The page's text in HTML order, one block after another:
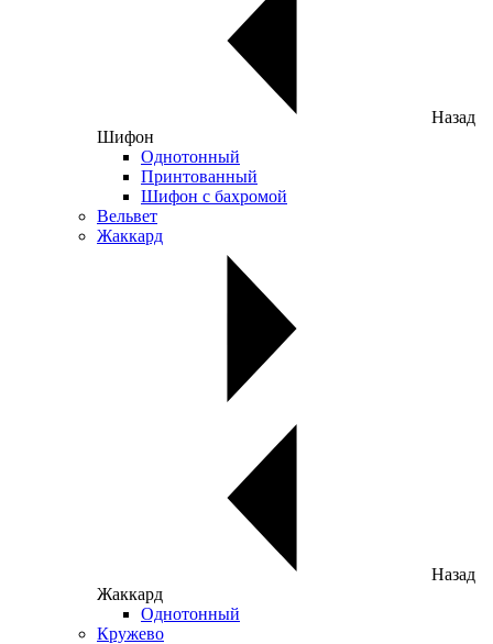
Назад
Шифон
Однотонный
Принтованный
Шифон с бахромой
Вельвет
Жаккард
Назад
Жаккард
Однотонный
Кружево